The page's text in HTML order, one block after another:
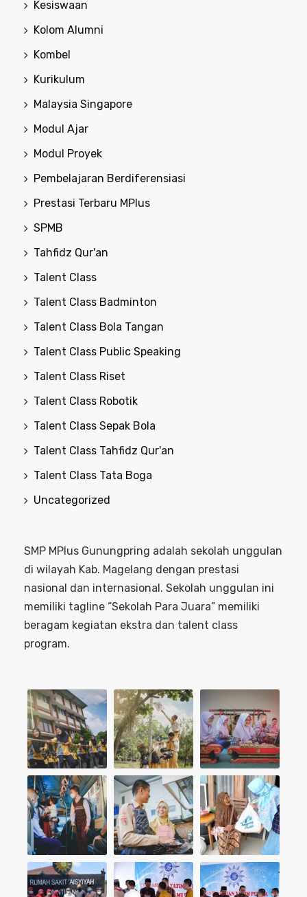
Kesiswaan
Kolom Alumni
Kombel
Kurikulum
Malaysia Singapore
Modul Ajar
Modul Proyek
Pembelajaran Berdiferensiasi
Prestasi Terbaru MPlus
SPMB
Tahfidz Qur'an
Talent Class
Talent Class Badminton
Talent Class Bola Tangan
Talent Class Public Speaking
Talent Class Riset
Talent Class Robotik
Talent Class Sepak Bola
Talent Class Tahfidz Qur'an
Talent Class Tata Boga
Uncategorized
SMP MPlus Gunungpring adalah sekolah unggulan
di wilayah Kab. Magelang dengan prestasi
nasional dan internasional. Sekolah unggulan ini
memiliki tagline “Sekolah Para Juara” memiliki
beragam kegiatan ekstra dan talent class
program.